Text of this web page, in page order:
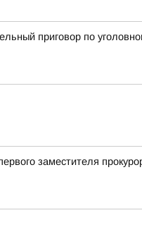
приговор по
заместителя